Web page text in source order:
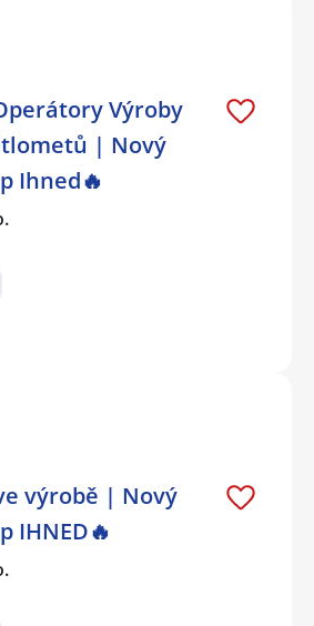
Výroby
| Nový
Ihned🔥
výrobě | Nový
IHNED🔥